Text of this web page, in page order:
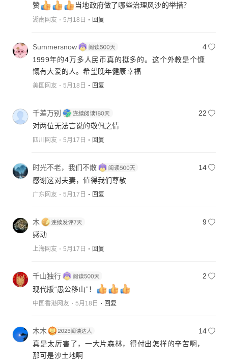
赞
当地政府做了哪些治理风沙的举措？
湖南网友 5月18日 回复
Summersnow
4
1999年的4万多人民币真的挺多的。这个外教是个慷
慨有大爱的人。希望晚年健康幸福
美国网友 5月18日 回复
千差万别
22
对两位无法言说的敬佩之情
四川网友 5月17日 回复
时光不老，我们不散
14
感谢这对夫妻，值得我们尊敬
广东网友 5月17日 回复
木
9
感动
上海网友 5月17日 回复
千山独行
2
现代版“愚公移山”！
中国香港网友 5月18日 回复
木木
14
真是太厉害了，一大片森林，得付出怎样的辛苦啊，
那可是沙土地啊